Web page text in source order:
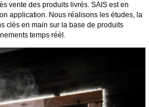
vente des produits livrés. SAIS est en
application. Nous réalisons les études, la
clés en main sur la base de produits
temps réèl.